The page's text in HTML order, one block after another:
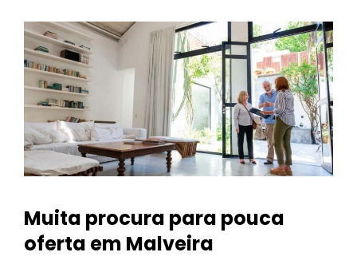
Muita procura para pouca
oferta em Malveira